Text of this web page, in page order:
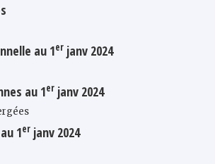
au 1er janv 2024
au 1er janv 2024
1er janv 2024